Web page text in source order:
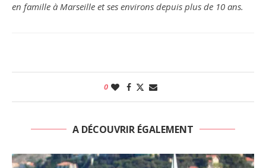
en famille à Marseille et ses environs depuis plus de 10 ans.
0
A DÉCOUVRIR ÉGALEMENT